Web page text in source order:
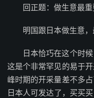
回正题：做生意最重
明国跟日本做生意
日本恰巧在这个时
这是个非常罕见的易于
峰时期的开采量差不多
日本人可发达了，买买